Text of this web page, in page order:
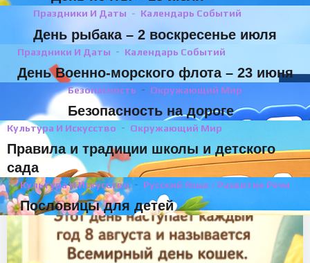
Праздники И Даты Календарь Событий
День рыбака – 2 воскресенье июля
Праздники И Даты Календарь Событий
День Военно-морского флота – 23 июня
Безопасность Окружающий Мир
Безопасность на дороге
Культура И Искусство Окружающий Мир
Правила и традиции школы и детского
сада
Культура И Искусство Русский Язык / Развитие Речи
Пословицы для детей